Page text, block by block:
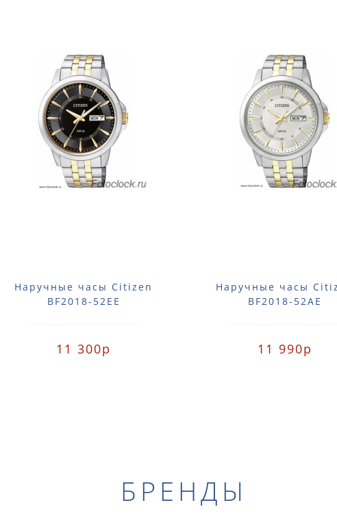
Наручные часы Citizen
BF2018-52EE
11 300р
Наручные часы
BF2018-52AE
11 990р
БРЕНДЫ